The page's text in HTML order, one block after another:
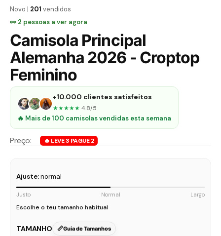
Novo | 201 vendidos
👀 3 pessoas a ver agora
Camisola Principal
Alemanha 2026 - Croptop
Feminino
+10.000 clientes satisfeitos
★★★★★ 4.8/5
🔥 Mais de 100 camisolas vendidas esta semana
Ajuste:normal
Justo Normal Largo
Escolhe o teu tamanho habitual
TAMANHO Guia de Tamanhos